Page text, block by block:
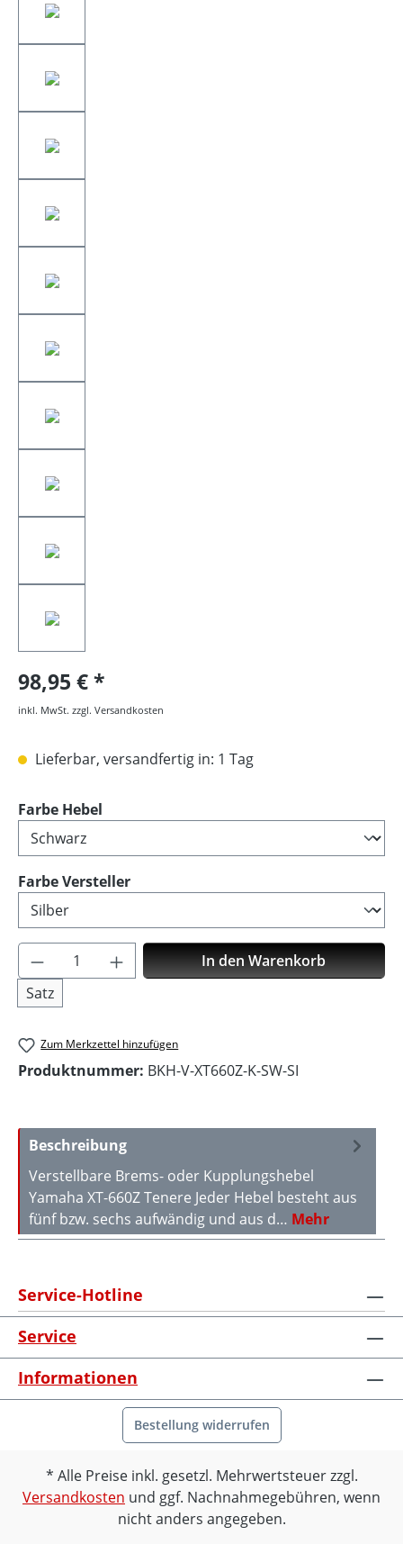
98,95 €
inkl. MwSt. zzgl. Versandkosten
Lieferbar, versandfertig in: 1 Tag
Farbe Hebel
Farbe Verstellerauswählen
Produkt Anzahl: Gib den gewünschten
Satz
In den Warenkorb
Zum Merkzettel hinzufügen
Produktnummer: BKH-V-XT660Z-K-SW-SI
Beschreibung
Verstellbare Brems- oder Kupplungshebel
Yamaha XT-660Z Tenere Jeder Hebel besteht aus
fünf bzw. sechs aufwändig und aus d… Mehr
Service-Hotline
Service
Informationen
Bestellung widerrufen
Alle Preise inkl. gesetzl. Mehrwertsteuer zzgl.
Versandkosten und ggf. Nachnahmegebühren, wenn
nicht anders angegeben.